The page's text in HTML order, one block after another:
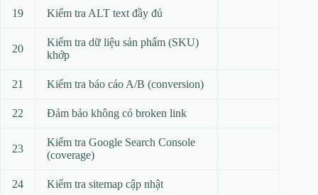
19 Kiểm tra ALT text đầy đủ
20
Kiểm tra dữ liệu sản phẩm (SKU)
khớp
21 Kiểm tra báo cáo A/B (conversion)
22 Đảm bảo không có broken link
23
Kiểm tra Google Search Console
(coverage)
24 Kiểm tra sitemap cập nhật